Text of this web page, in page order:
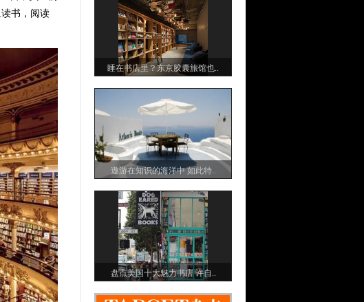
书，阅读
睡在书店里？东京胶囊旅馆也..
遨游在知识的海洋中 如此特..
盘点美国十大魅力书店 许自..